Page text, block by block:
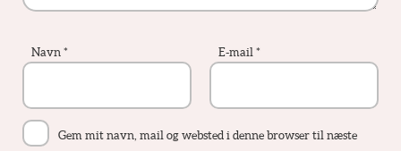
Navn * E-mail *
Gem mit navn, mail og websted i denne browser til næste